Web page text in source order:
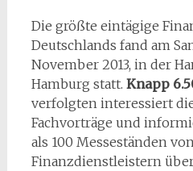
Die größte eintägige
Deutschlands fand am
November 2013, in der
Hamburg statt. Knapp
verfolgten interessiert
Fachvorträge und
als 100 Messeständen
Finanzdienstleistern